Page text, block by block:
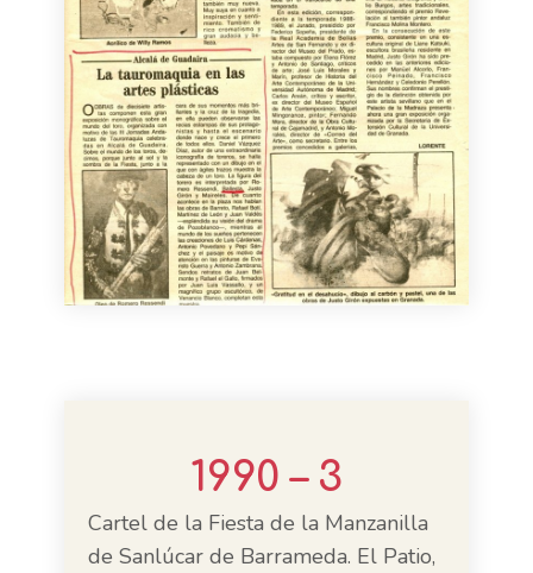
1990 – 3
Cartel de la Fiesta de la Manzanilla
de Sanlúcar de Barrameda. El Patio,